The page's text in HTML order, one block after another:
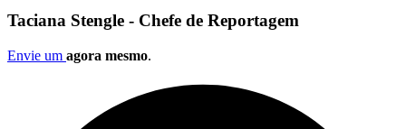
Taciana Stengle - Chefe de Reportagem
Envie um agora mesmo.